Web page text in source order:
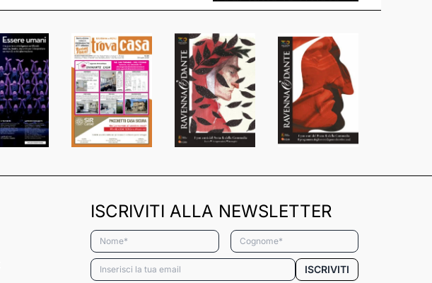
ISCRIVITI ALLA NEWSLETTER
Nome* Cognome*
Email* ISCRIVITI